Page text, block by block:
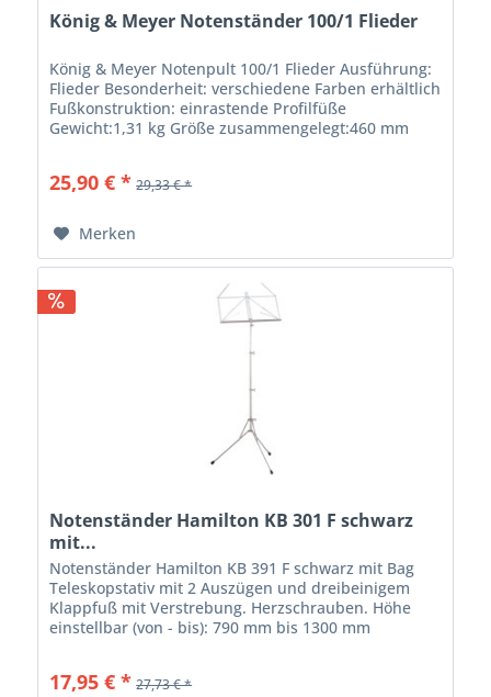
König & Meyer Notenständer 100/1 Flieder
König & Meyer Notenpult 100/1 Flieder Ausführung:
Flieder Besonderheit: verschiedene Farben erhältlich
Fußkonstruktion: einrastende Profilfüße
Gewicht:1,31 kg Größe zusammengelegt:460 mm
25,90 € * 29,33 € *
Merken
Notenständer Hamilton KB 301 F schwarz
mit...
Notenständer Hamilton KB 391 F schwarz mit Bag
Teleskopstativ mit 2 Auszügen und dreibeinigem
Klappfuß mit Verstrebung. Herzschrauben. Höhe
einstellbar (von - bis): 790 mm bis 1300 mm
17,95 € * 27,73 € *